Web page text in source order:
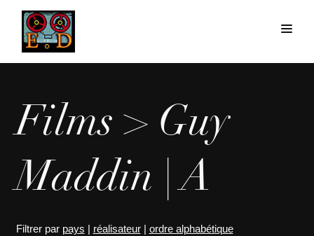
Films > Guy
Maddin | A
Filtrer par pays | réalisateur| ordre alphabétique